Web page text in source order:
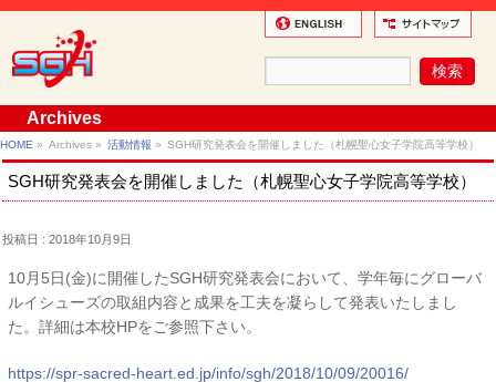
Archives
HOME » Archives » 活動情報 » SGH研究発表会を開催しました（札幌聖心女子学院高等学校）
SGH研究発表会を開催しました（札幌聖心女子学院高等学校）
投稿日 : 2018年10月9日
10月5日(金)に開催したSGH研究発表会において、学年毎にグローバ
ルイシューズの取組内容と成果を工夫を凝らして発表いたしまし
た。詳細は本校HPをご参照下さい。
https://spr-sacred-heart.ed.jp/info/sgh/2018/10/09/20016/